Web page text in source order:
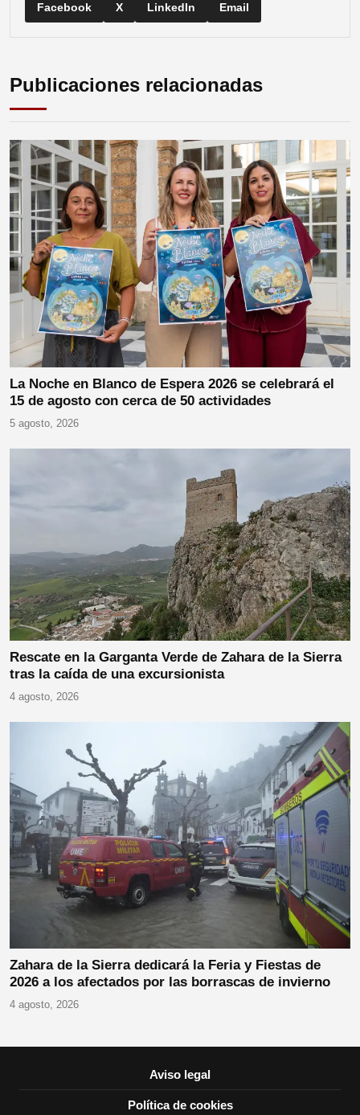
Facebook X LinkedIn Email
Publicaciones relacionadas
La Noche en Blanco de Espera 2026 se celebrará el
15 de agosto con cerca de 50 actividades
5 agosto, 2026
Rescate en la Garganta Verde de Zahara de la Sierra
tras la caída de una excursionista
4 agosto, 2026
Zahara de la Sierra dedicará la Feria y Fiestas de
2026 a los afectados por las borrascas de invierno
4 agosto, 2026
Aviso legal
Política de cookies